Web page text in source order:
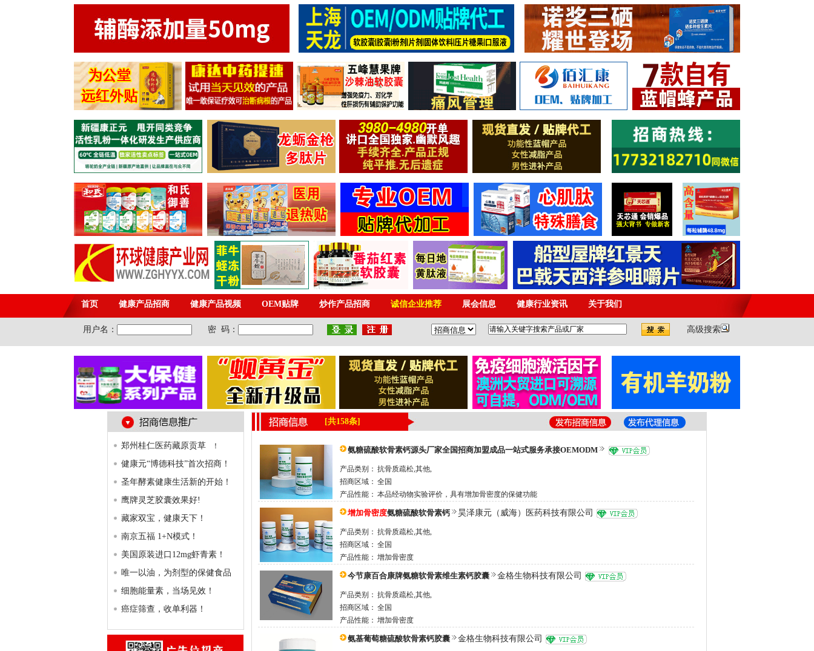
郑州桂仁医药藏原贡草 ！
健康元“博德科技”首次招商！
圣年酵素健康生活新的开始！
鹰牌灵芝胶囊效果好!
藏家双宝，健康天下！
南京五福 1+N模式！
美国原装进口12mg虾青素！
唯一以油，为剂型的保健食品
细胞能量素，当场见效！
癌症筛查，收单利器！
[共158条]
氨糖硫酸软骨素钙源头厂家全国招商加盟成品一站式服务承接OEMODM
产品类别： 抗骨质疏松,其他,
招商区域： 全国
产品性能： 本品经动物实验评价，具有增加骨密度的保健功能
增加骨密度氨糖硫酸软骨素钙 昊泽康元（威海）医药科技有限公司
产品类别： 抗骨质疏松,其他,
招商区域： 全国
产品性能： 增加骨密度
今节康百合康牌氨糖软骨素维生素钙胶囊 金格生物科技有限公司
产品类别： 抗骨质疏松,其他,
招商区域： 全国
产品性能： 增加骨密度
氨基葡萄糖硫酸软骨素钙胶囊 金格生物科技有限公司